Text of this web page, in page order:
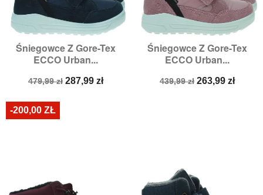
Śniegowce Z Gore-Tex
ECCO Urban...
Cena
479,99 zł Cena
287,99 zł
Śniegowce Z Gore-Tex
ECCO Urban...
Cena
439,99 zł Cena
263,99 zł
-200,00 ZŁ